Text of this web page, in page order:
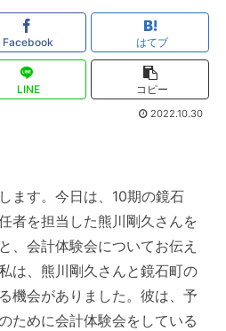
Facebook はてブ
LINE コピー
2022.10.30
ます。今日は、10期の鏡石
者を担当した熊川剛久さんを
、会計体験会についてお伝え
は、熊川剛久さんと鏡石町の
機会がありました。彼は、予
ために会計体験会をしている